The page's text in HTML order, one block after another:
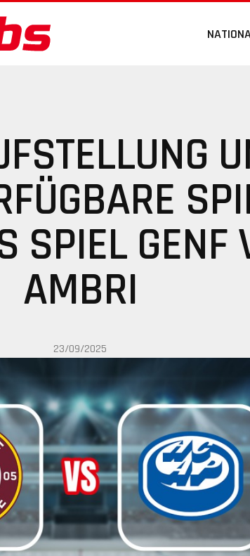
SPIEL GENF
AMBRI
23/09/2025